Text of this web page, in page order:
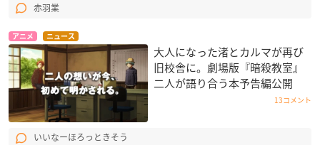
赤羽業
アニメ ニュース
大人になった渚とカルマが再び
旧校舎に。劇場版『暗殺教室』
二人が語り合う本予告編公開
13コメント
いいなーほろっときそう